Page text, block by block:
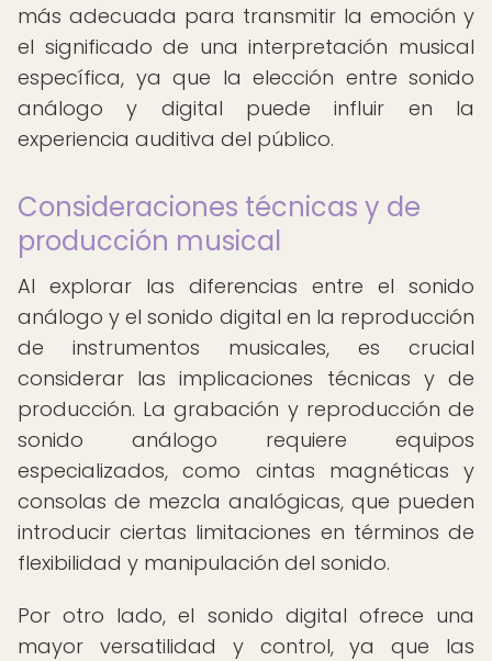
más adecuada para transmitir la emoción y
el significado de una interpretación musical
específica, ya que la elección entre sonido
análogo y digital puede influir en la
experiencia auditiva del público.
Consideraciones técnicas y de
producción musical
Al explorar las diferencias entre el sonido
análogo y el sonido digital en la reproducción
de instrumentos musicales, es crucial
considerar las implicaciones técnicas y de
producción. La grabación y reproducción de
sonido análogo requiere equipos
especializados, como cintas magnéticas y
consolas de mezcla analógicas, que pueden
introducir ciertas limitaciones en términos de
flexibilidad y manipulación del sonido.
Por otro lado, el sonido digital ofrece una
mayor versatilidad y control, ya que las